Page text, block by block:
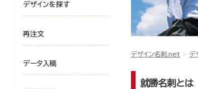
デザイン名刺.net デ
就勝名刺とは
デザインを探す
再注文
データ入稿